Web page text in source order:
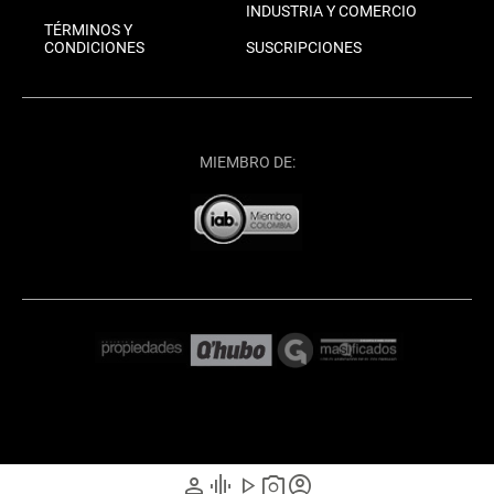
person graphic_eq play_arrow photo_cameraaccount_circle
TÉRMINOS Y
CONDICIONES
INDUSTRIA Y COMERCIO
SUSCRIPCIONES
MIEMBRO DE: